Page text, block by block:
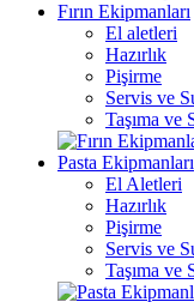
Fırın Ekipmanları
El aletleri
Hazırlık
Pişirme
Servis ve
Taşıma ve
Pasta Ekipmanları
El Aletleri
Hazırlık
Pişirme
Servis ve
Taşıma ve